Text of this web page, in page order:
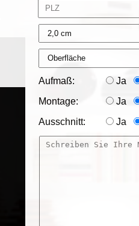
Aufmaß: Ja
Montage: Ja
Ausschnitt: Ja